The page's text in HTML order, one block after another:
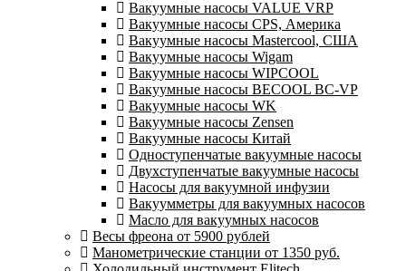
Вакуумные насосы VALUE VRP
Вакуумные насосы CPS, Америка
Вакуумные насосы Mastercool, США
Вакуумные насосы Wigam
Вакуумные насосы WIPCOOL
Вакуумные насосы BECOOL BC-VP
Вакуумные насосы WK
Вакуумные насосы Zensen
Вакуумные насосы Китай
Одноступенчатые вакуумные насосы
Двухступенчатые вакуумные насосы
Насосы для вакуумной инфузии
Вакуумметры для вакуумных насосов
Масло для вакуумных насосов
Весы фреона от 5900 рублей
Манометрические станции от 1350 руб.